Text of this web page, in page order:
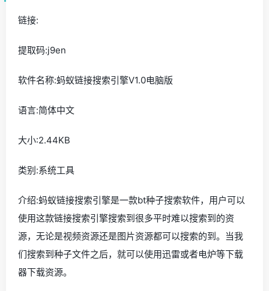
链接:
提取码:j9en
软件名称:蚂蚁链接搜索引擎V1.0电脑版
语言:简体中文
大小:2.44KB
类别:系统工具
介绍:蚂蚁链接搜索引擎是一款bt种子搜索软件，用户可以
使用这款链接搜索引擎搜索到很多平时难以搜索到的资
源，无论是视频资源还是图片资源都可以搜索的到。当我
们搜索到种子文件之后，就可以使用迅雷或者电炉等下载
器下载资源。